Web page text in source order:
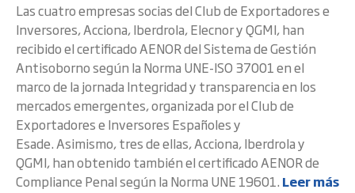
Las cuatro empresas socias del Club de Exportadores e
Inversores, Acciona, Iberdrola, Elecnor y QGMI, han
recibido el certificado AENOR del Sistema de Gestión
Antisoborno según la Norma UNE-ISO 37001 en el
marco de la jornada Integridad y transparencia en los
mercados emergentes, organizada por el Club de
Exportadores e Inversores Españoles y
Esade. Asimismo, tres de ellas, Acciona, Iberdrola y
QGMI, han obtenido también el certificado AENOR de
Compliance Penal según la Norma UNE 19601. Leer más